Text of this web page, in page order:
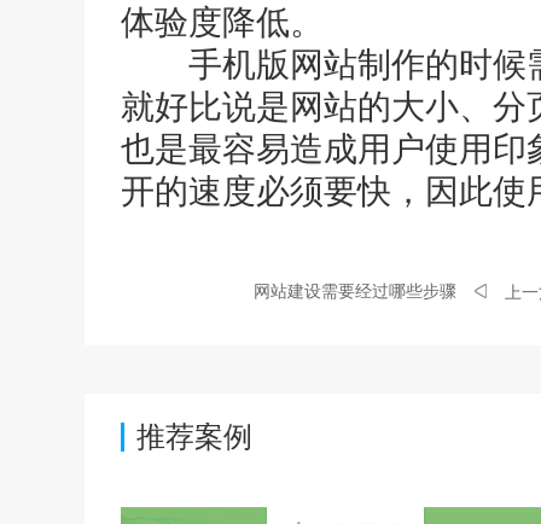
体验度降低。
手机版网站制作的时候
就好比说是网站的大小、
也是最容易造成用户使用
开的速度必须要快，因此
网站建设需要经过哪些步骤 上
推荐案例